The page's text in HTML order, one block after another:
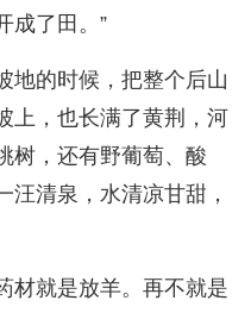
成了田。”
地的时候，把整个后山
上，也长满了黄荆，河
树，还有野葡萄、酸
汪清泉，水清凉甘甜，
材就是放羊。再不就是